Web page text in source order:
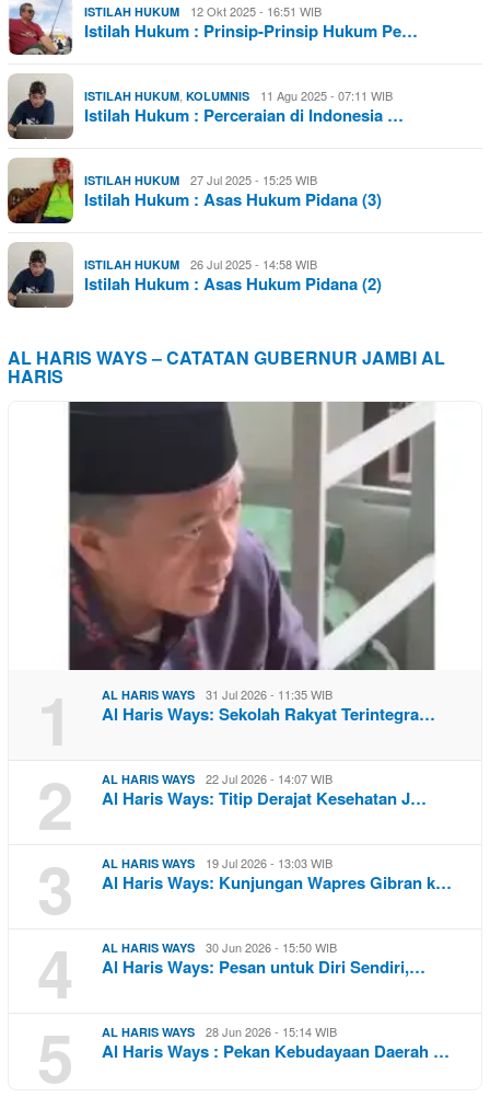
ISTILAH HUKUM 12 Okt 2025 - 16:51 WIB
Istilah Hukum : Prinsip-Prinsip Hukum Pe…
ISTILAH HUKUM KOLUMNIS 11 Agu 2025 - 07:11 WIB
Istilah Hukum : Perceraian di Indonesia …
ISTILAH HUKUM 27 Jul 2025 - 15:25 WIB
Istilah Hukum : Asas Hukum Pidana (3)
ISTILAH HUKUM 26 Jul 2025 - 14:58 WIB
Istilah Hukum : Asas Hukum Pidana (2)
AL HARIS WAYS – CATATAN GUBERNUR JAMBI AL
HARIS
1 AL HARIS WAYS 31 Jul 2026 - 11:35 WIB
Al Haris Ways: Sekolah Rakyat Terintegra…
2 AL HARIS WAYS 22 Jul 2026 - 14:07 WIB
Al Haris Ways: Titip Derajat Kesehatan J…
3 AL HARIS WAYS 19 Jul 2026 - 13:03 WIB
Al Haris Ways: Kunjungan Wapres Gibran k…
4 AL HARIS WAYS 30 Jun 2026 - 15:50 WIB
Al Haris Ways: Pesan untuk Diri Sendiri,…
5 AL HARIS WAYS 28 Jun 2026 - 15:14 WIB
Al Haris Ways : Pekan Kebudayaan Daerah …